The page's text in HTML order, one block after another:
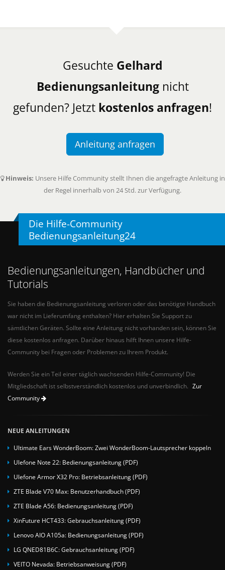
Gesuchte Gelhard
Bedienungsanleitungnicht
gefunden? Jetzt kostenlos anfragen!
Anleitung anfragen
Hinweis: Unsere Hilfe Community stellt Ihnen die angefragte Anleitung in
der Regel innerhalb von 24 Std. zur Verfügung.
Die Hilfe-Community
Bedienungsanleitung24
Bedienungsanleitungen, Handbücher und
Tutorials
Sie haben die Bedienungsanleitung verloren oder das benötigte Handbuch
war nicht im Lieferumfang enthalten? Hier erhalten Sie Support zu
sämtlichen Geräten. Sollte eine Anleitung nicht vorhanden sein, können Sie
diese kostenlos anfragen. Darüber hinaus hilft Ihnen unsere Hilfe-
Community bei Fragen oder Problemen zu Ihrem Produkt.
Werden Sie ein Teil einer täglich wachsenden Hilfe-Community! Die
Mitgliedschaft ist selbstverständlich kostenlos und unverbindlich. Zur
Community
NEUE ANLEITUNGEN
Ultimate Ears WonderBoom: Zwei WonderBoom-Lautsprecher koppeln
Ulefone Note 22: Bedienungsanleitung (PDF)
Ulefone Armor X32 Pro: Betriebsanleitung (PDF)
ZTE Blade V70 Max: Benutzerhandbuch (PDF)
ZTE Blade A56: Bedienungsanleitung (PDF)
XinFuture HCT433: Gebrauchsanleitung (PDF)
Lenovo AIO A105a: Bedienungsanleitung (PDF)
LG QNED81B6C: Gebrauchsanleitung (PDF)
VEITO Nevada: Betriebsanweisung (PDF)